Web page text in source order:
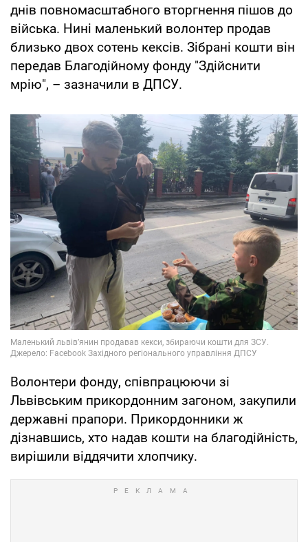
днів повномасштабного вторгнення пішов до
війська. Нині маленький волонтер продав
близько двох сотень кексів. Зібрані кошти він
передав Благодійному фонду "Здійснити
мрію", – зазначили в ДПСУ.
Волонтери фонду, співпрацюючи зі
Львівським прикордонним загоном, закупили
державні прапори. Прикордонники ж
дізнавшись, хто надав кошти на благодійність,
вирішили віддячити хлопчику.